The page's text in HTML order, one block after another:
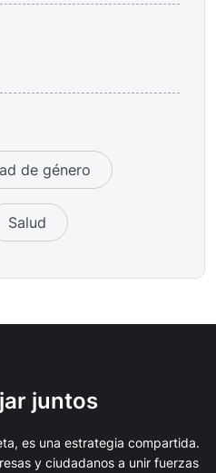
de género
Salud
juntos
es una estrategia compartida.
y ciudadanos a unir fuerzas